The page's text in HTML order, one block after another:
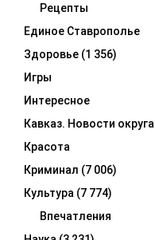
Рецепты
Единое Ставрополье
Здоровье (1 356)
Игры
Интересное
Кавказ. Новости округа
Красота
Криминал (7 006)
Культура (7 774)
Впечатления